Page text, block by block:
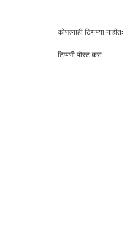
कोणत्याही टिप्पण्‍या नाहीत:
टिप्पणी पोस्ट करा